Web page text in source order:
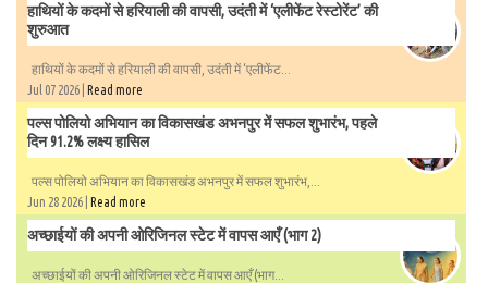
हाथियों के कदमों से हरियाली की वापसी, उदंती में ‘एलीफेंट रेस्टोरेंट’ की
शुरुआत
हाथियों के कदमों से हरियाली की वापसी, उदंती में ‘एलीफेंट...
Jul 07 2026 | Read more
पल्स पोलियो अभियान का विकासखंड अभनपुर में सफल शुभारंभ, पहले
दिन 91.2% लक्ष्य हासिल
पल्स पोलियो अभियान का विकासखंड अभनपुर में सफल शुभारंभ,...
Jun 28 2026 | Read more
अच्छाईयों की अपनी ओरिजिनल स्टेट में वापस आएँ (भाग 2)
अच्छाईयों की अपनी ओरिजिनल स्टेट में वापस आएँ (भाग...